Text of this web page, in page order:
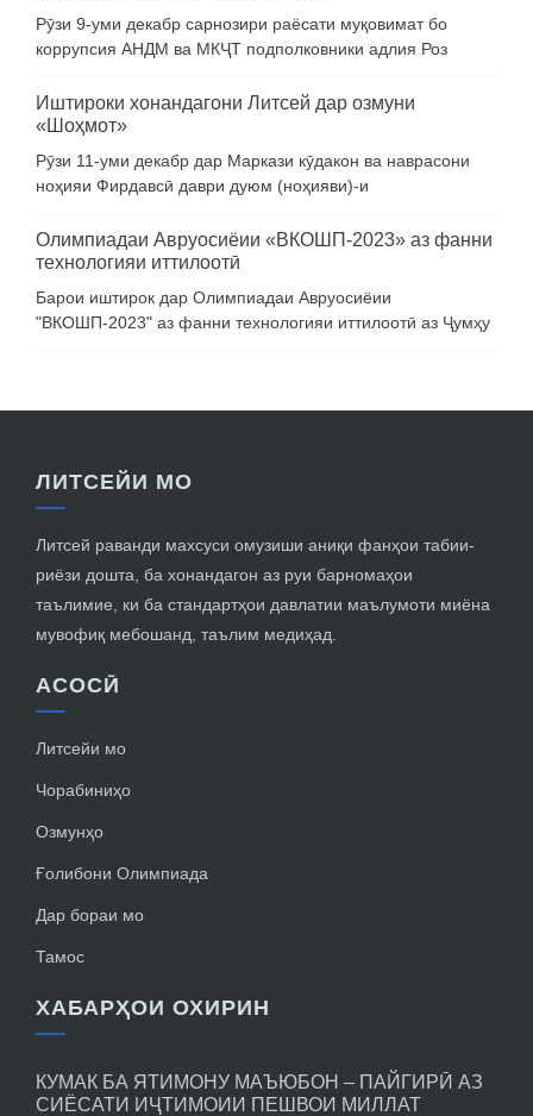
Рӯзи 9-уми декабр сарнозири раёсати муқовимат бо
коррупсия АНДМ ва МКҶТ подполковники адлия Роз
Иштироки хонандагони Литсей дар озмуни
«Шоҳмот»
Рӯзи 11-уми декабр дар Маркази кӯдакон ва наврасони
ноҳияи Фирдавсӣ даври дуюм (ноҳияви)-и
Олимпиадаи Авруосиёии «ВКОШП-2023» аз фанни
технологияи иттилоотӣ
Барои иштирок дар Олимпиадаи Авруосиёии
"ВКОШП-2023" аз фанни технологияи иттилоотӣ аз Ҷумҳу
ЛИТСЕЙИ МО
Литсей раванди махсуси омузиши аниқи фанҳои табии-
риёзи дошта, ба хонандагон аз руи барномаҳои
таълимие, ки ба стандартҳои давлатии маълумоти миёна
мувофиқ мебошанд, таълим медиҳад.
АСОСӢ
Литсейи мо
Чорабиниҳо
Озмунҳо
Ғолибони Олимпиада
Дар бораи мо
Тамос
ХАБАРҲОИ ОХИРИН
КУМАК БА ЯТИМОНУ МАЪЮБОН – ПАЙГИРӢ АЗ
СИЁСАТИ ИҶТИМОИИ ПЕШВОИ МИЛЛАТ